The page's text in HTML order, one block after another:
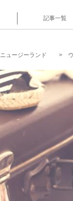
記事一覧
ニュージーランド